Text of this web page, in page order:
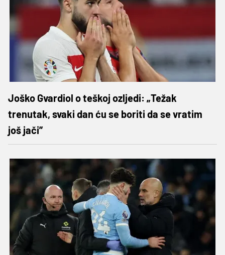
Joško Gvardiol o teškoj ozljedi: „Težak
trenutak, svaki dan ću se boriti da se vratim
još jači”